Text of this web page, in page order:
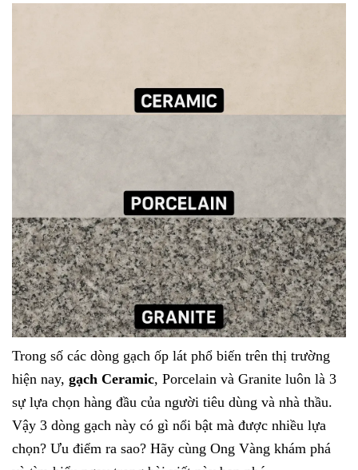
Trong số các dòng gạch ốp lát phổ biến trên thị trường
hiện nay, gạch Ceramic, Porcelain và Granite luôn là 3
sự lựa chọn hàng đầu của người tiêu dùng và nhà thầu.
Vậy 3 dòng gạch này có gì nổi bật mà được nhiều lựa
chọn? Ưu điểm ra sao? Hãy cùng Ong Vàng khám phá